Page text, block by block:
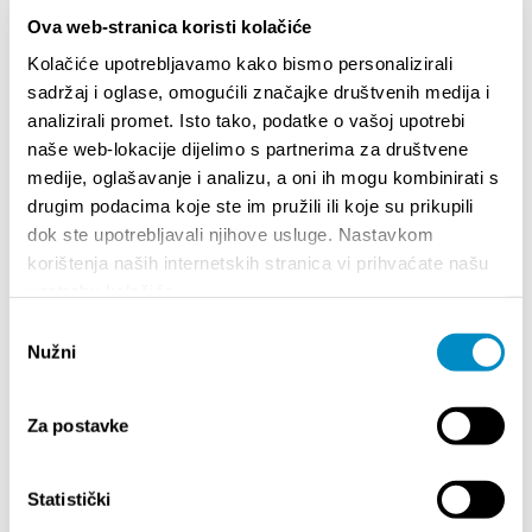
Ova web-stranica koristi kolačiće
Kolačiće upotrebljavamo kako bismo personalizirali
sadržaj i oglase, omogućili značajke društvenih medija i
analizirali promet. Isto tako, podatke o vašoj upotrebi
naše web-lokacije dijelimo s partnerima za društvene
medije, oglašavanje i analizu, a oni ih mogu kombinirati s
drugim podacima koje ste im pružili ili koje su prikupili
dok ste upotrebljavali njihove usluge. Nastavkom
korištenja naših internetskih stranica vi prihvaćate našu
pristanka
Nužni
Za postavke
Statistički
L. van Beethoven, J. Brahms
Više informacija:https://shop.adriaticket.com
28. veljače 2026., u 20.00 sati
CIKLUS KLASIČNE GLAZBE:
saksofona
J. S. Bach, G. Tudor, B. Šipuš, S. Prokofjev, P. Woods
Više informacija:https://shop.adriaticket.com